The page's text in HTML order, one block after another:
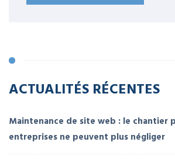
ACTUALITÉS RÉCENTES
Maintenance de site web : le chantier
entreprises ne peuvent plus négliger